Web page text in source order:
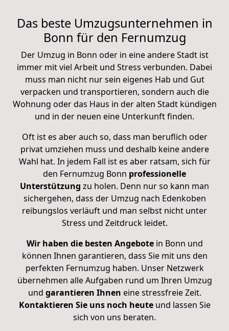
Das beste Umzugsunternehmen in
Bonn für den Fernumzug
Der Umzug in Bonn oder in eine andere Stadt ist
immer mit viel Arbeit und Stress verbunden. Dabei
muss man nicht nur sein eigenes Hab und Gut
verpacken und transportieren, sondern auch die
Wohnung oder das Haus in der alten Stadt kündigen
und in der neuen eine Unterkunft finden.
Oft ist es aber auch so, dass man beruflich oder
privat umziehen muss und deshalb keine andere
Wahl hat. In jedem Fall ist es aber ratsam, sich für
den Fernumzug Bonn professionelle
Unterstützung zu holen. Denn nur so kann man
sichergehen, dass der Umzug nach Edenkoben
reibungslos verläuft und man selbst nicht unter
Stress und Zeitdruck leidet.
Wir haben die besten Angebote in Bonn und
können Ihnen garantieren, dass Sie mit uns den
perfekten Fernumzug haben. Unser Netzwerk
übernehmen alle Aufgaben rund um Ihren Umzug
und garantieren Ihnen eine stressfreie Zeit.
Kontaktieren Sie uns noch heuteund lassen Sie
sich von uns beraten.